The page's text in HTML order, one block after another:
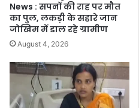
News : सपनों की राह पर मौत
का पुल, लकड़ी के सहारे जान
जोखिम में डाल रहे ग्रामीण
August 4, 2026